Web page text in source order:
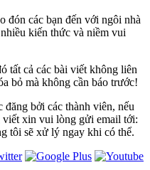
đón các bạn đến với ngôi nhà
kiến thức và niềm vui
tất cả các bài viết không liên
bỏ mà không cần báo trước!
bởi các thành viên, nếu
viết xin vui lòng gửi email tới:
tôi sẽ xử lý ngay khi có thể.